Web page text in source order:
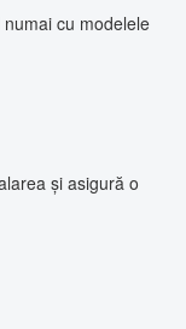
cu modelele
și asigură o